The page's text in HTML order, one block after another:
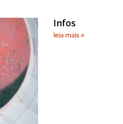
Infos
leia mais »